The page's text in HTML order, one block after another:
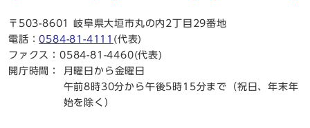
〒503-8601 岐阜県大垣市丸の内2丁目29番地
電話：0584-81-4111 (代表)
ファクス：0584-81-4460(代表)
開庁時間：
月曜日から金曜日
午前8時30分から午後5時15分まで（祝日、年末年
始を除く）